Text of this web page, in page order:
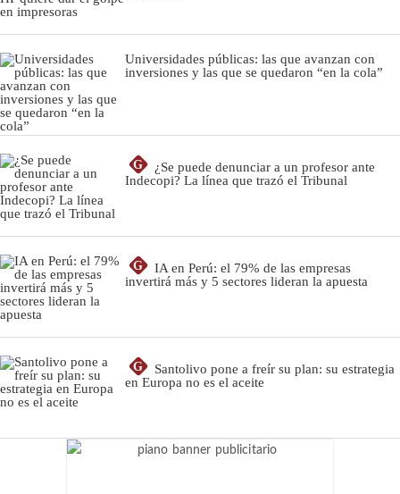
Universidades públicas: las que avanzan con
inversiones y las que se quedaron “en la cola”
G
¿Se puede denunciar a un profesor ante
Indecopi? La línea que trazó el Tribunal
G
IA en Perú: el 79% de las empresas
invertirá más y 5 sectores lideran la apuesta
G
Santolivo pone a freír su plan: su estrategia
en Europa no es el aceite